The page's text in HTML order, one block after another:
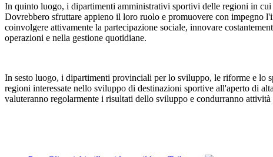
In quinto luogo, i dipartimenti amministrativi sportivi delle regioni in
Dovrebbero sfruttare appieno il loro ruolo e promuovere con impegno
coinvolgere attivamente la partecipazione sociale, innovare
operazioni e nella gestione quotidiane.
In sesto luogo, i dipartimenti provinciali per lo sviluppo, le riforme e lo
regioni interessate nello sviluppo di destinazioni sportive all'aperto di
valuteranno regolarmente i risultati dello sviluppo e condurranno